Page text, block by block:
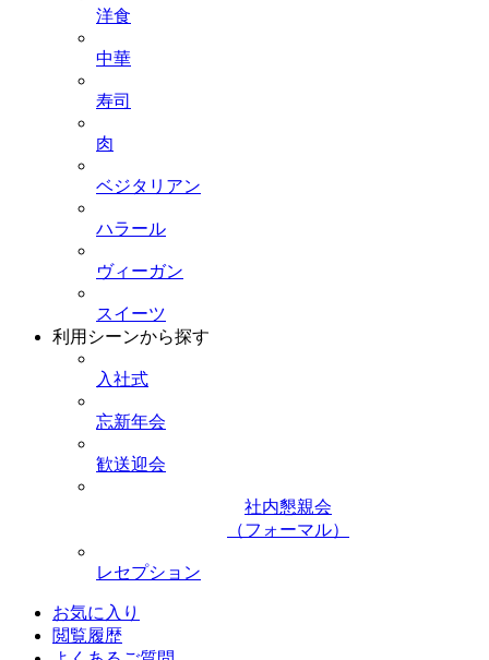
洋食
中華
寿司
肉
ベジタリアン
ハラール
ヴィーガン
スイーツ
利用シーンから探す
入社式
忘新年会
歓送迎会
社内懇親会
（フォーマル）
レセプション
お気に入り
閲覧履歴